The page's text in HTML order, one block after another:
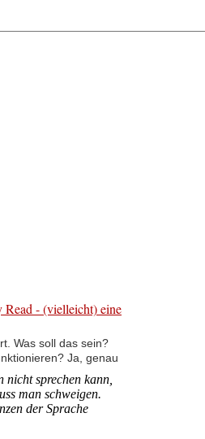
- (vielleicht) eine
Was soll das sein?
Ja, genau
nicht sprechen kann,
man schweigen.
der Sprache